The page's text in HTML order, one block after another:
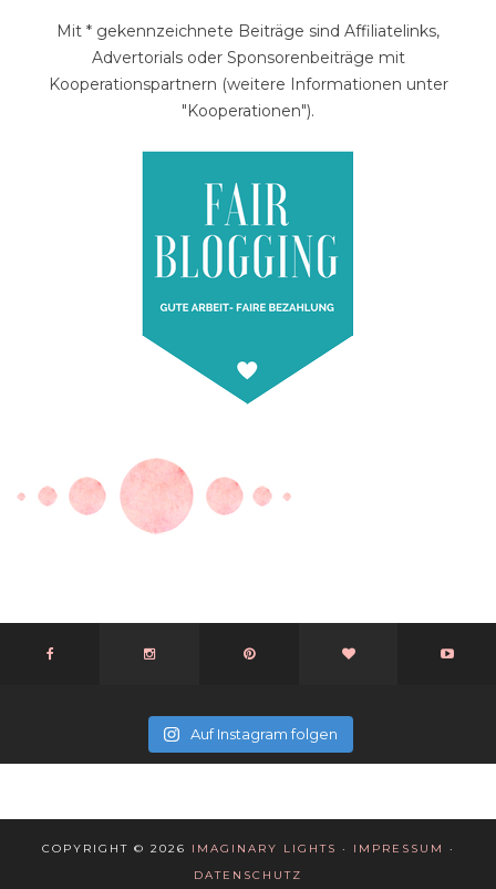
Mit * gekennzeichnete Beiträge sind Affiliatelinks,
Advertorials oder Sponsorenbeiträge mit
Kooperationspartnern (weitere Informationen unter
"Kooperationen").
Auf Instagram folgen
COPYRIGHT © 2026 IMAGINARY LIGHTS · IMPRESSUM
·
DATENSCHUTZ